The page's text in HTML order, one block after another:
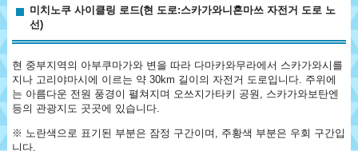
미치노쿠 사이클링 로드(현 도로:스카가와니혼마쓰 자전거 도로 노
선)
현 중부지역의 아부쿠마가와 변을 따라 다마카와무라에서 스카가와시를
지나 고리야마시에 이르는 약 30km 길이의 자전거 도로입니다. 주위에
는 아름다운 전원 풍경이 펼쳐지며 오쓰지가타키 공원, 스카가와보탄엔
등의 관광지도 곳곳에 있습니다.
※ 노란색으로 표기된 부분은 잠정 구간이며, 주황색 부분은 우회 구간입
니다.